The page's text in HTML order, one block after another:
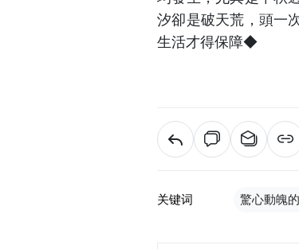
汐卻是破天荒，頭一
生活才得保障◆
关键词 驚心動魄